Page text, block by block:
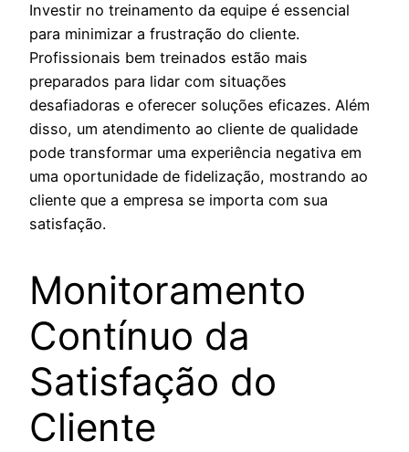
Investir no treinamento da equipe é essencial
para minimizar a frustração do cliente.
Profissionais bem treinados estão mais
preparados para lidar com situações
desafiadoras e oferecer soluções eficazes. Além
disso, um atendimento ao cliente de qualidade
pode transformar uma experiência negativa em
uma oportunidade de fidelização, mostrando ao
cliente que a empresa se importa com sua
satisfação.
Monitoramento
Contínuo da
Satisfação do
Cliente